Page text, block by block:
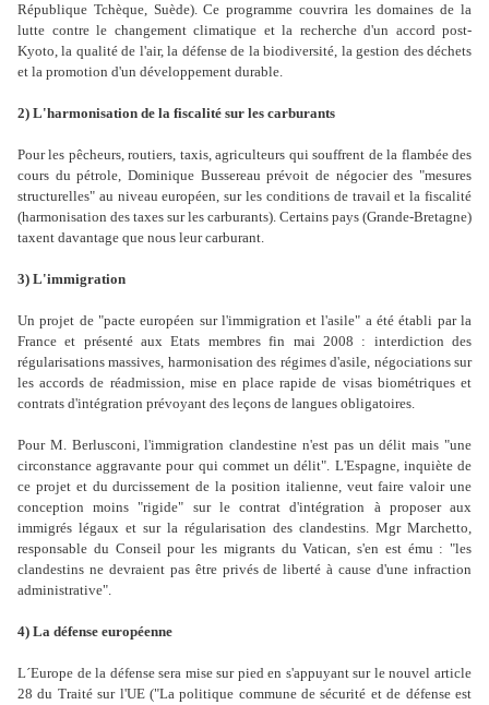
République Tchèque, Suède). Ce programme couvrira les domaines de la
lutte contre le changement climatique et la recherche d'un accord post-
Kyoto, la qualité de l'air, la défense de la biodiversité, la gestion des déchets
et la promotion d'un développement durable.
2) L'harmonisation de la fiscalité sur les carburants
Pour les pêcheurs, routiers, taxis, agriculteurs qui souffrent de la flambée des
cours du pétrole, Dominique Bussereau prévoit de négocier des "mesures
structurelles" au niveau européen, sur les conditions de travail et la fiscalité
(harmonisation des taxes sur les carburants). Certains pays (Grande-Bretagne)
taxent davantage que nous leur carburant.
3) L'immigration
Un projet de "pacte européen sur l'immigration et l'asile" a été établi par la
France et présenté aux Etats membres fin mai 2008 : interdiction des
régularisations massives, harmonisation des régimes d'asile, négociations sur
les accords de réadmission, mise en place rapide de visas biométriques et
contrats d'intégration prévoyant des leçons de langues obligatoires.
Pour M. Berlusconi, l'immigration clandestine n'est pas un délit mais "une
circonstance aggravante pour qui commet un délit". L'Espagne, inquiète de
ce projet et du durcissement de la position italienne, veut faire valoir une
conception moins "rigide" sur le contrat d'intégration à proposer aux
immigrés légaux et sur la régularisation des clandestins. Mgr Marchetto,
responsable du Conseil pour les migrants du Vatican, s'en est ému : "les
clandestins ne devraient pas être privés de liberté à cause d'une infraction
administrative".
4) La défense européenne
L´Europe de la défense sera mise sur pied en s'appuyant sur le nouvel article
28 du Traité sur l'UE ("La politique commune de sécurité et de défense est